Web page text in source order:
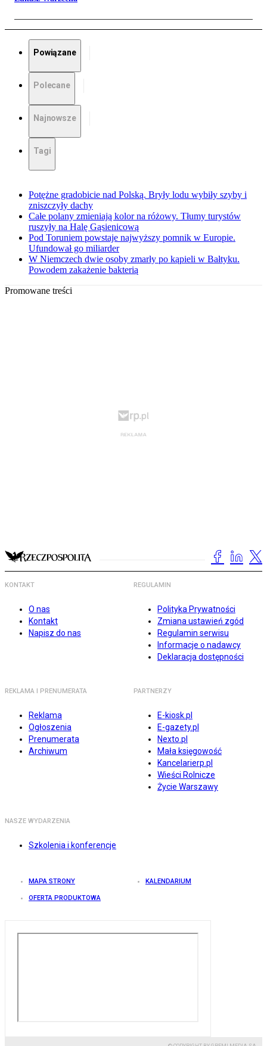
Powiązane
Polecane
Najnowsze
Tagi
Potężne gradobicie nad Polską. Bryły lodu wybiły szyby i
zniszczyły dachy
Całe polany zmieniają kolor na różowy. Tłumy turystów
ruszyły na Halę Gąsienicową
Pod Toruniem powstaje najwyższy pomnik w Europie.
Ufundował go miliarder
W Niemczech dwie osoby zmarły po kąpieli w Bałtyku.
Powodem zakażenie bakterią
Promowane treści
KONTAKT
O nas
Kontakt
Napisz do nas
REGULAMIN
Polityka Prywatności
Zmiana ustawień zgód
Regulamin serwisu
Informacje o nadawcy
Deklaracja dostępności
REKLAMA I PRENUMERATA
Reklama
Ogłoszenia
Prenumerata
Archiwum
PARTNERZY
E-kiosk.pl
E-gazety.pl
Nexto.pl
Mała księgowość
Kancelarierp.pl
Wieści Rolnicze
Życie Warszawy
NASZE WYDARZENIA
Szkolenia i konferencje
MAPA STRONY KALENDARIUM
OFERTA PRODUKTOWA